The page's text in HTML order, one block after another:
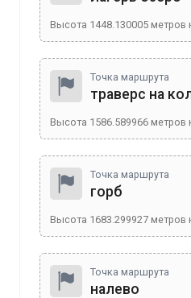
Высота 1448.130005 метров
Точка маршрута
траверс на
Высота 1586.589966 метров
Точка маршрута
горб
Высота 1683.299927 метров
Точка маршрута
налево